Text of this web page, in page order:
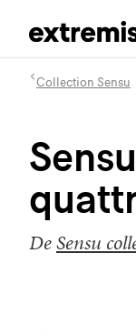
Collection Sensu
DeSensu